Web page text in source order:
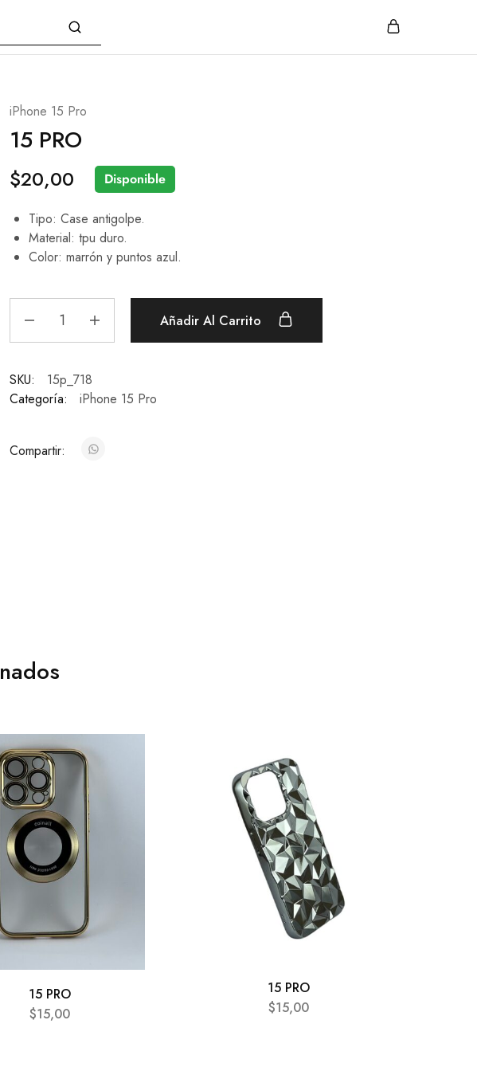
iPhone 15 Pro
15 PRO
$20,00 Disponible
Tipo: Case antigolpe.
Material: tpu duro.
Color: marrón y puntos azul.
Añadir Al Carrito
SKU:
15p_718
Categoría:
iPhone 15 Pro
Compartir:
15 PRO
$15,00
15 PRO
$15,00